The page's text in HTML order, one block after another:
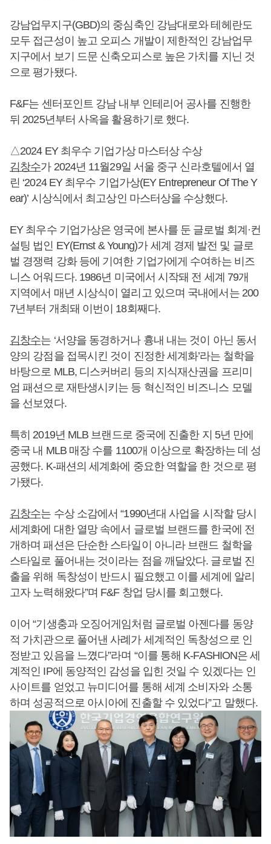
강남업무지구(GBD)의 중심축인 강남대로와 테헤란도
모두 접근성이 높고 오피스 개발이 제한적인 강남업무
지구에서 보기 드문 신축오피스로 높은 가치를 지닌 것
으로 평가됐다.
F&F는 센터포인트 강남 내부 인테리어 공사를 진행한
뒤 2025년부터 사옥을 활용하기로 했다.
△2024 EY 최우수 기업가상 마스터상 수상
김창수가 2024년 11월29일 서울 중구 신라호텔에서 열
린 ‘2024 EY 최우수 기업가상(EY Entrepreneur Of The Y
ear)’ 시상식에서 최고상인 마스터상을 수상했다.
EY 최우수 기업가상은 영국에 본사를 둔 글로벌 회계·컨
설팅 법인 EY(Ernst & Young)가 세계 경제 발전 및 글로
벌 경쟁력 강화 등에 기여한 기업가에게 수여하는 비즈
니스 어워드다. 1986년 미국에서 시작돼 전 세계 79개
지역에서 매년 시상식이 열리고 있으며 국내에서는 200
7년부터 개최돼 이번이 18회째다.
김창수는 ‘서양을 동경하거나 흉내 내는 것이 아닌 동서
양의 강점을 접목시킨 것이 진정한 세계화’라는 철학을
바탕으로 MLB, 디스커버리 등의 지식재산권을 프리미
엄 패션으로 재탄생시키는 등 혁신적인 비즈니스 모델
을 선보였다.
특히 2019년 MLB 브랜드로 중국에 진출한 지 5년 만에
중국 내 MLB 매장 수를 1100개 이상으로 확장하는 데 성
공했다. K-패션의 세계화에 중요한 역할을 한 것으로 평
가됐다.
김창수는 수상 소감에서 “1990년대 사업을 시작할 당시
세계화에 대한 열망 속에서 글로벌 브랜드를 한국에 전
개하며 패션은 단순한 스타일이 아니라 브랜드 철학을
스타일로 풀어내는 것이라는 점을 깨달았다. 글로벌 진
출을 위해 독창성이 반드시 필요했고 이를 세계에 알리
고자 노력해왔다”며 F&F 창업 당시를 회고했다.
이어 “기생충과 오징어게임처럼 글로벌 아젠다를 동양
적 가치관으로 풀어낸 사례가 세계적인 독창성으로 인
정받고 있음을 느꼈다”라며 “이를 통해 K-FASHION은 세
계적인 IP에 동양적인 감성을 입힌 것일 수 있겠다는 인
사이트를 얻었고 뉴미디어를 통해 세계 소비자와 소통
하며 성공적으로 아시아에 진출할 수 있었다”고 말했다.